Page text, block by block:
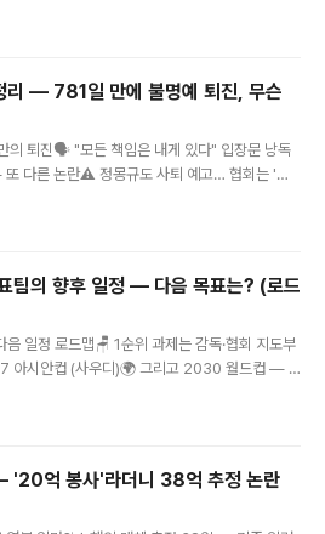
명보 증인석에, 무엇을
의 후폭풍이 결국 국회
영 전반을 따져 묻는 국
과 홍명보 전 감독이 증
어떤 답이 나왔는지 정
년 7월 30일 오전 10
전반 점검비고당초 22
리 — 781일 만에 불명예 퇴진, 무슨
퇴진🗣️ "모든 책임은 내게 있다" 입장문 낭독
다른 논란⚠️ 정몽규도 사퇴 예고… 협회는 '선
심·배경·후폭풍까지 한눈에결국 홍명보 감독이
트일시2026년 6월 29일(한국시간) 새벽장소
스 바예 베르데)형식대회 결산 기자회견 — 직접
월 ..
팀의 향후 일정 — 다음 목표는? (로드
일정 로드맵🪑 1순위 과제는 감독·협회 지도부
아시안컵 (사우디)🌍 그리고 2030 월드컵 — 1
안컵·2030 예선까지 · 대표팀의 다음 사이클을
마주할 과제와 일정을 큰 흐름으로 정리했습니다.
할까요? STEP 1월드컵 마무리 & 지도부 정리
제는 감독과 협회 지도부 정리입니다. 홍명보
'20억 봉사'라더니 38억 추정 논란